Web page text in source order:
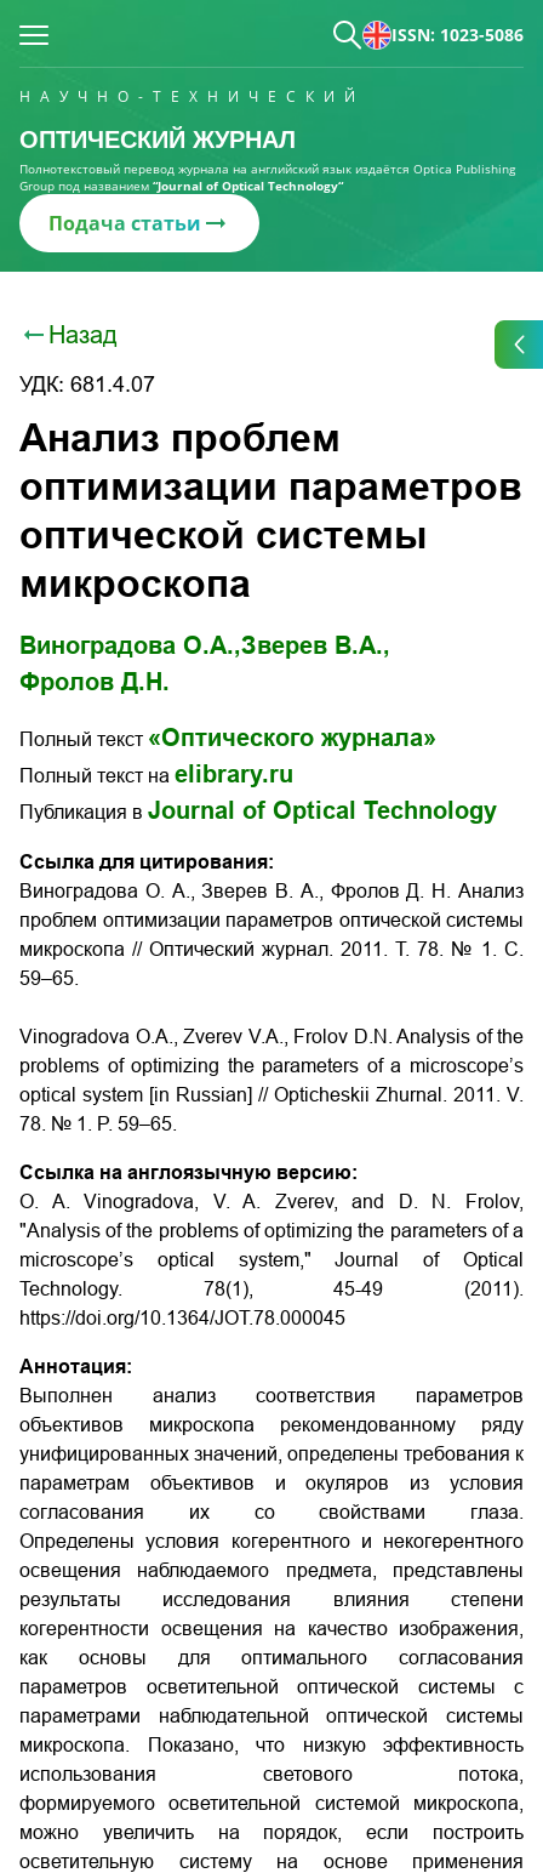
ISSN: 1023-5086
НАУЧНО-ТЕХНИЧЕСКИЙ
ОПТИЧЕСКИЙ ЖУРНАЛ
Полнотекстовый перевод журнала на английский язык издаётся Optica Publishing
Group под названием “Journal of Optical Technology“
Подача статьи
Назад
УДК: 681.4.07
Анализ проблем
оптимизации параметров
оптической системы
микроскопа
Виноградова О.А.,Зверев В.А.,
Фролов Д.Н.
Полный текст «Оптического журнала»
Полный текст на elibrary.ru
Публикация в Journal of Optical Technology
Ссылка для цитирования:
Виноградова О. А., Зверев В. А., Фролов Д. Н. Анализ
проблем оптимизации параметров оптической системы
микроскопа // Оптический журнал. 2011. Т. 78. № 1. С.
59–65.
Vinogradova O.A., Zverev V.A., Frolov D.N. Analysis of the
problems of optimizing the parameters of a microscope’s
optical system [in Russian] // Opticheskii Zhurnal. 2011. V.
78. № 1. P. 59–65.
Ссылка на англоязычную версию:
O. A. Vinogradova, V. A. Zverev, and D. N. Frolov,
"Analysis of the problems of optimizing the parameters of a
microscope’s optical system," Journal of Optical
Technology. 78(1), 45-49 (2011).
https://doi.org/10.1364/JOT.78.000045
Аннотация:
Выполнен анализ соответствия параметров
объективов микроскопа рекомендованному ряду
унифицированных значений, определены требования к
параметрам объективов и окуляров из условия
согласования их со свойствами глаза.
Определены условия когерентного и некогерентного
освещения наблюдаемого предмета, представлены
результаты исследования влияния степени
когерентности освещения на качество изображения,
как основы для оптимального согласования
параметров осветительной оптической системы с
параметрами наблюдательной оптической системы
микроскопа. Показано, что низкую эффективность
использования светового потока,
формируемого осветительной системой микроскопа,
можно увеличить на порядок, если построить
осветительную систему на основе применения